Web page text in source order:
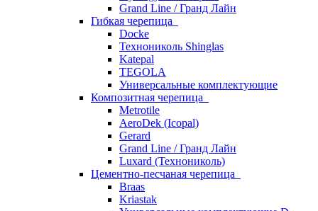
Grand Line / Гранд Лайн
Гибкая черепица
Docke
Технониколь Shinglas
Katepal
TEGOLA
Универсальные комплектующие
Композитная черепица
Metrotile
AeroDek (Icopal)
Gerard
Grand Line / Гранд Лайн
Luxard (Технониколь)
Цементно-песчаная черепица
Braas
Kriastak